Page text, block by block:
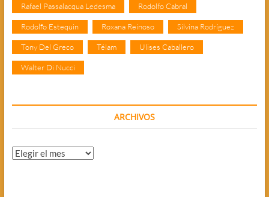
Rafael Passalacqua Ledesma Rodolfo Cabral
Rodolfo Estequin Roxana Reinoso Silvina Rodríguez
Tony Del Greco Télam Ulises Caballero
Walter Di Nucci
ARCHIVOS
Archivos